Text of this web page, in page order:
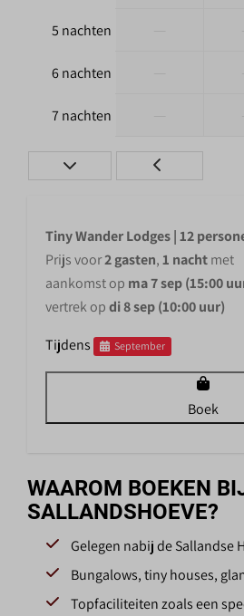
5 nachten
6 nachten
7 nachten
Tiny Wander Lodges | 12
Prijs voor2 gasten,1 nachtmet
aankomst op ma 7 sep (15:00
vertrek opdi 8 sep (10:00 uur)
Tijdens
September
Boek
WAAROM BOEKEN
SALLANDSHOEVE?
Gelegen nabij de Sallandse
Bungalows, tiny houses,
Topfaciliteiten zoals een